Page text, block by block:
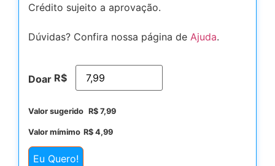
Crédito sujeito a aprovação.
Dúvidas? Confira nossa página de Ajuda.
Doar R$
Valor sugerido R$ 7,99
Valor mímimo R$ 4,99
Eu Quero!